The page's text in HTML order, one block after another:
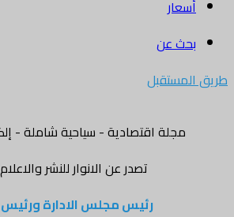
أسعار
بحث عن
طريق المستقبل
مجلة اقتصادية - سياحية شاملة -
تصدر عن الانوار للنشر
رئيس مجلس الادارة ورئيس